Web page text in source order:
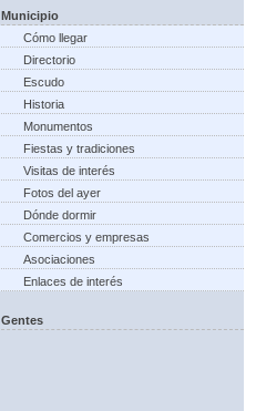
Municipio
Cómo llegar
Directorio
Escudo
Historia
Monumentos
Fiestas y tradiciones
Visitas de interés
Fotos del ayer
Dónde dormir
Comercios y empresas
Asociaciones
Enlaces de interés
Gentes